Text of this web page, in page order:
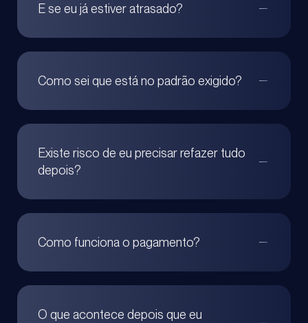
E se eu já estiver atrasado?
Como sei que está no padrão exigido?
Existe risco de eu precisar refazer tudo
depois?
Como funciona o pagamento?
O que acontece depois que eu